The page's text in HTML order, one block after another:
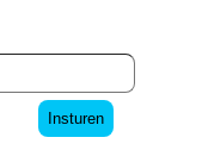
Insturen